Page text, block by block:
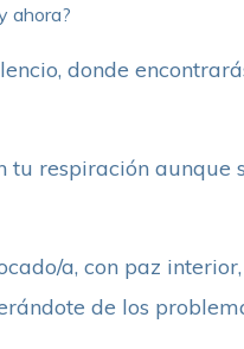
ahora?
donde
respiración aunque
a, con paz
de los